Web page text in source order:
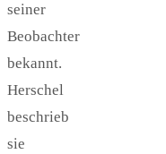
seiner
Beobachter
bekannt.
Herschel
beschrieb
sie